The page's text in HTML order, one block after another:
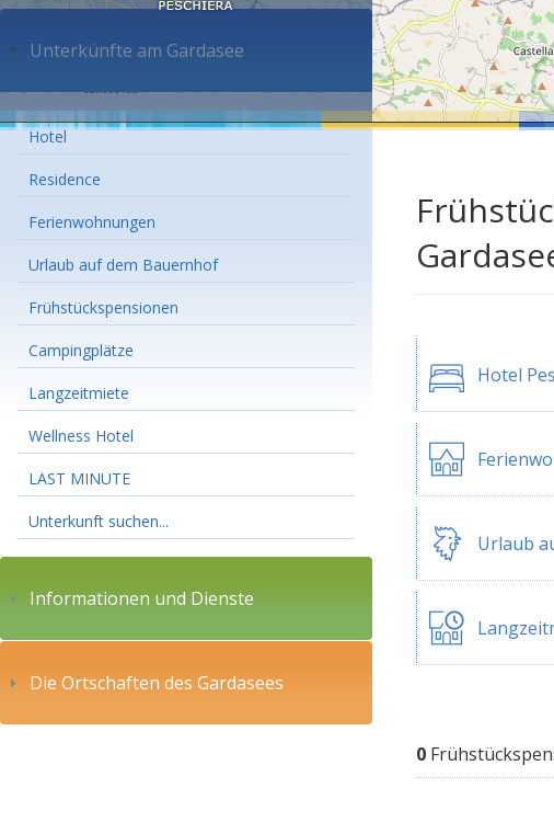
Unterkünfte am Gardasee
Hotel
Residence
Ferienwohnungen
Urlaub auf dem Bauernhof
Frühstückspensionen
Campingplätze
Langzeitmiete
Wellness Hotel
LAST MINUTE
Unterkunft suchen...
Informationen und Dienste
Die Ortschaften des Gardasees
Hotel
Urlaub
0